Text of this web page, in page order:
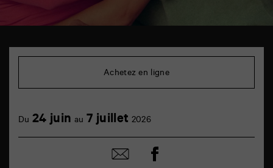
86000
Achetez en ligne
Du 24 juin au 7 juillet 2026
Partager
par
Partager
sur